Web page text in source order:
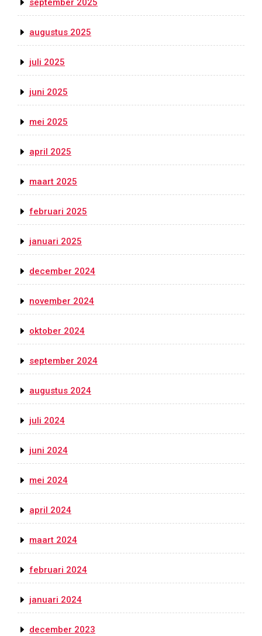
september 2025
augustus 2025
juli 2025
juni 2025
mei 2025
april 2025
maart 2025
februari 2025
januari 2025
december 2024
november 2024
oktober 2024
september 2024
augustus 2024
juli 2024
juni 2024
mei 2024
april 2024
maart 2024
februari 2024
januari 2024
december 2023